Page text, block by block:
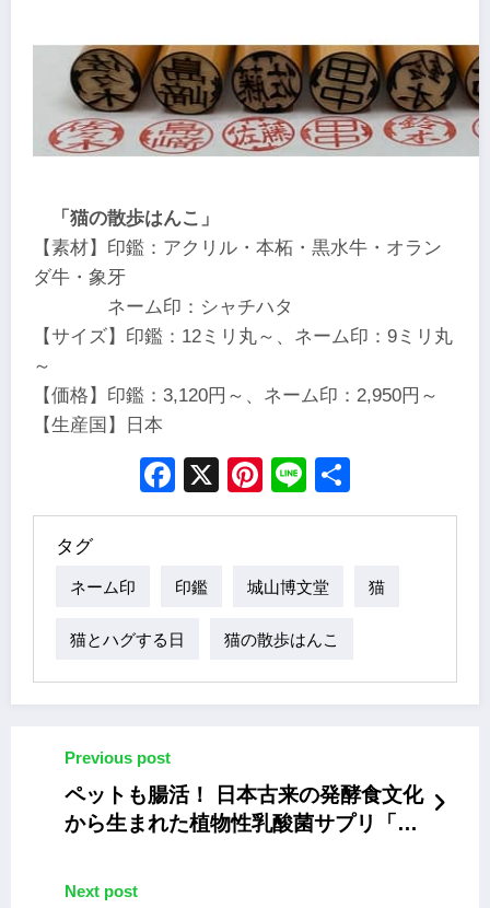
「猫の散歩はんこ」
【素材】印鑑：アクリル・本柘・黒水牛・オラン
ダ牛・象牙
ネーム印：シャチハタ
【サイズ】印鑑：12ミリ丸～、ネーム印：9ミリ丸
～
【価格】印鑑：3,120円～、ネーム印：2,950円～
【生産国】日本
Facebook
X Pinterest
Line
タグ
ネーム印 印鑑 城山博文堂 猫
猫とハグする日 猫の散歩はんこ
Previous post
ペットも腸活！ 日本古来の発酵食文化
から生まれた植物性乳酸菌サプリ「す
Next post